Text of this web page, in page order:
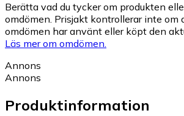
Berätta vad du tycker om produkten
omdömen. Prisjakt kontrollerar inte om
omdömen har använt eller köpt den
Läs mer om omdömen.
Annons
Annons
Produktinformation